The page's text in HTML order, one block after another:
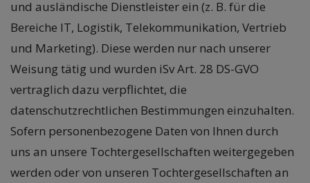
und ausländische Dienstleister ein (z. B. für die
Bereiche IT, Logistik, Telekommunikation, Vertrieb
und Marketing). Diese werden nur nach unserer
Weisung tätig und wurden iSv Art. 28 DS-GVO
vertraglich dazu verpflichtet, die
datenschutzrechtlichen Bestimmungen einzuhalten.
Sofern personenbezogene Daten von Ihnen durch
uns an unsere Tochtergesellschaften weitergegeben
werden oder von unseren Tochtergesellschaften an